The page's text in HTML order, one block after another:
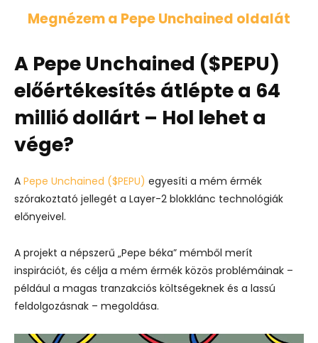
Megnézem a Pepe Unchained oldalát
A Pepe Unchained ($PEPU)
előértékesítés átlépte a 64
millió dollárt – Hol lehet a
vége?
A Pepe Unchained ($PEPU) egyesíti a mém érmék
szórakoztató jellegét a Layer-2 blokklánc technológiák
előnyeivel.
A projekt a népszerű „Pepe béka” mémből merít
inspirációt, és célja a mém érmék közös problémáinak –
például a magas tranzakciós költségeknek és a lassú
feldolgozásnak – megoldása.